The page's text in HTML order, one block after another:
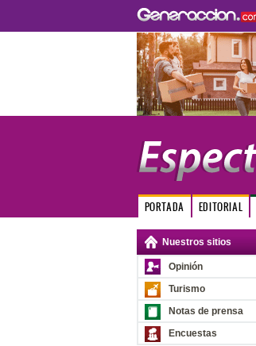
PORTADA EDITORIAL
Nuestros sitios
Opinión
Turismo
Notas de prensa
Encuestas